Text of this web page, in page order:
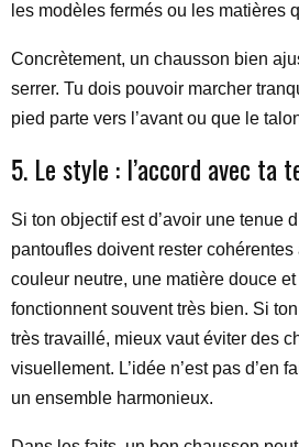
les modèles fermés ou les matières
Concrètement, un chausson bien
serrer. Tu dois pouvoir marcher
pied parte vers l’avant ou que le
5. Le style : l’accord avec ta
Si ton objectif est d’avoir une tenue
pantoufles doivent rester cohérentes
couleur neutre, une matière douce
fonctionnent souvent très bien. Si
très travaillé, mieux vaut éviter des
visuellement. L’idée n’est pas d’en
un ensemble harmonieux.